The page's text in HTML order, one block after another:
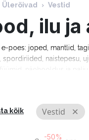
Ülerõivad › Vestid
ilu
e-poes: joped, mantlid,
naistepesu,
Active, Denim
kõik Vestid
-50%